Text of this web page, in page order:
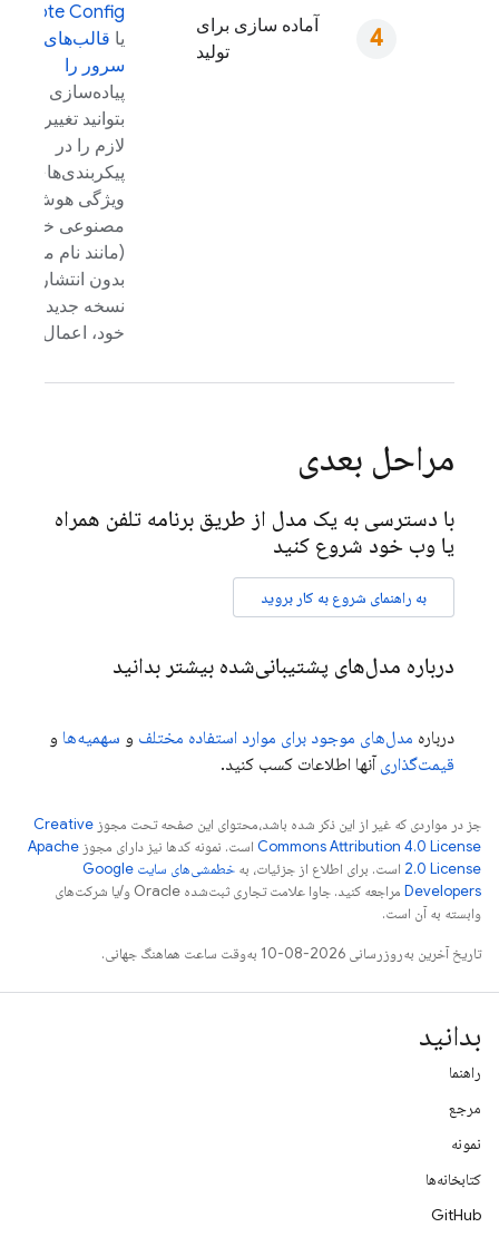
آماده سازی برای
تولید
Remote Config
یا قالب‌های اعلان
سرور را
پیاده‌سازی کنید تا
بتوانید تغییرات
لازم را در
پیکربندی‌های
ویژگی هوش
مصنوعی خود
(مانند نام مدل)
بدون انتشار
نسخه جدید
خود، اعمال کنید.
مراحل بعدی
با دسترسی به یک مدل از طریق برنامه تلفن همراه
یا وب خود شروع کنید
به راهنمای شروع به کار بروید
درباره مدل‌های پشتیبانی‌شده بیشتر بدانید
درباره مدل‌های موجود برای موارد استفاده مختلف و سهمیه‌ها و
قیمت‌گذاری آنها اطلاعات کسب کنید.
جز در مواردی که غیر از این ذکر شده باشد،‌محتوای این صفحه تحت مجوز Creative
Commons Attribution 4.0 License است. نمونه کدها نیز دارای مجوز Apache
2.0 License است. برای اطلاع از جزئیات، به
خطمشی‌های سایت Google
Developers‏
مراجعه کنید. جاوا علامت تجاری ثبت‌شده Oracle و/یا شرکت‌های
وابسته به آن است.
تاریخ آخرین به‌روزرسانی 2026-08-10 به‌وقت ساعت هماهنگ جهانی.
بدانید
راهنما
مرجع
نمونه
کتابخانه‌ها
GitHub